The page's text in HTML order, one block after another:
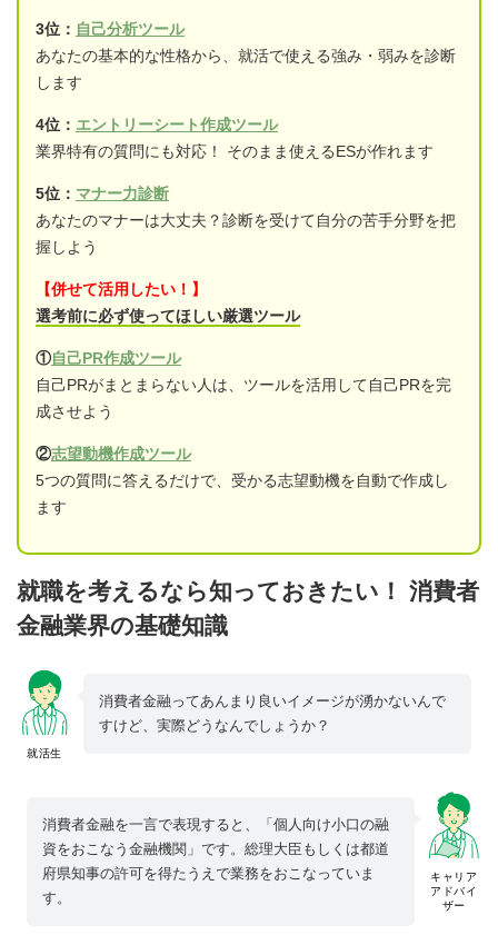
3位： 自己分析ツール
あなたの基本的な性格から、就活で使える強み・弱みを診断
します
4位： エントリーシート作成ツール
業界特有の質問にも対応！ そのまま使えるESが作れます
5位： マナー力診断
あなたのマナーは大丈夫？診断を受けて自分の苦手分野を把
握しよう
【併せて活用したい！】
選考前に必ず使ってほしい厳選ツール
①自己PR作成ツール
自己PRがまとまらない人は、ツールを活用して自己PRを完
成させよう
②志望動機作成ツール
5つの質問に答えるだけで、受かる志望動機を自動で作成し
ます
就職を考えるなら知っておきたい！ 消費者
金融業界の基礎知識
就活生
消費者金融ってあんまり良いイメージが湧かないんで
すけど、実際どうなんでしょうか？
キャリア
アドバイ
ザー
消費者金融を一言で表現すると、「個人向け小口の融
資をおこなう金融機関」です。総理大臣もしくは都道
府県知事の許可を得たうえで業務をおこなっていま
す。